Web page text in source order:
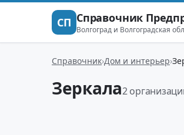
СП Справочник
Волгоград и Волгоградская
Справочник Дом и интерьер
Зеркала2